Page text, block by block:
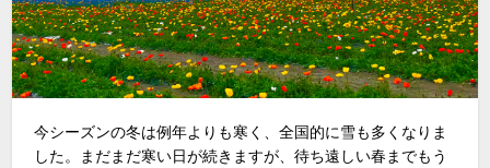
今シーズンの冬は例年よりも寒く、全国的に雪も多くなりま
した。まだまだ寒い日が続きますが、待ち遠しい春までもう